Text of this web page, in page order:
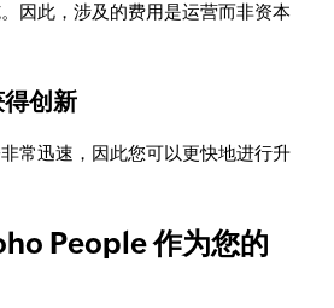
因此，涉及的费用是运营而非资本
创新
常迅速，因此您可以更快地进行升
People 作为您的